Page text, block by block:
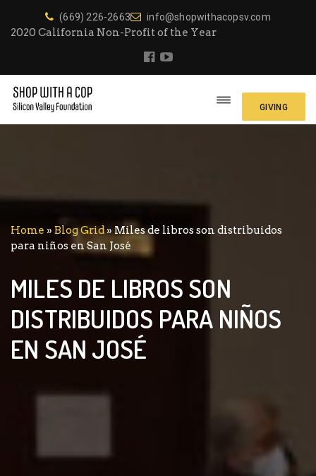
(669) 226-2663 info@shopwithacopsv.com
2020 California Non-Profit of the Year
GIVING
MILES DE LIBROS SON
DISTRIBUIDOS PARA NIÑOS
EN SAN JOSÉ
Home » Blog Grid»Miles de libros son distribuidos
para niños en San José